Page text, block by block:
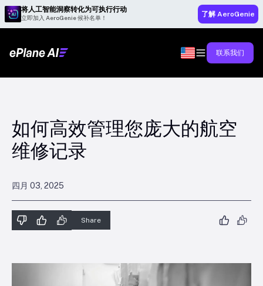
将人工智能洞察转化为可执行行动
立即加入 AeroGenie 候补名单！ 了解 AeroGenie
联系我们
如何高效管理您庞大的航空
维修记录
四月 03, 2025
Share